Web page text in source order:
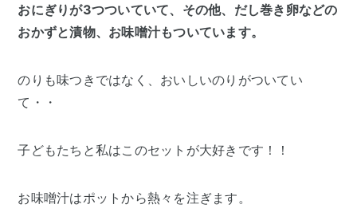
おにぎりが3つついていて、その他、だし巻き卵などの
おかずと漬物、お味噌汁もついています。
のりも味つきではなく、おいしいのりがついてい
て・・
子どもたちと私はこのセットが大好きです！！
お味噌汁はポットから熱々を注ぎます。